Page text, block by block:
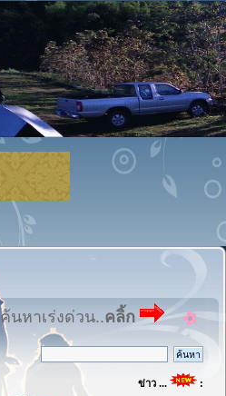
ค้นหาเร่งด่วน..คลิ้ก
ข่าว ...
: